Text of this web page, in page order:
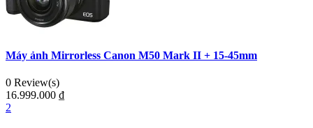
Máy ảnh Mirrorless Canon M50 Mark II + 15-45mm
0 Review(s)
16.999.000 ₫
2